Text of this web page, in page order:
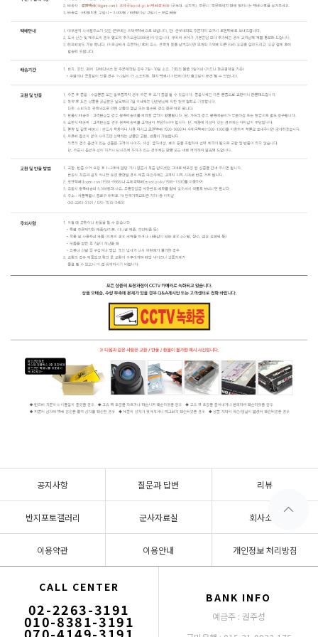
공지사항 질문과 답변 리뷰
반지포토갤러리 군사자료실 회사소개
이용약관 이용안내 개인정보 처리방침
CALL CENTER
02-2263-3191
010-8381-3191
070-4149-3191
BANK INFO
예금주 : 권주성